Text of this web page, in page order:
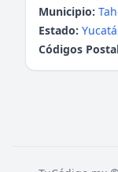
Municipio:
Estado:
Códigos